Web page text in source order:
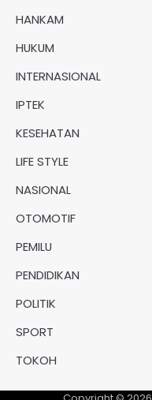
HANKAM
HUKUM
INTERNASIONAL
IPTEK
KESEHATAN
LIFE STYLE
NASIONAL
OTOMOTIF
PEMILU
PENDIDIKAN
POLITIK
SPORT
TOKOH